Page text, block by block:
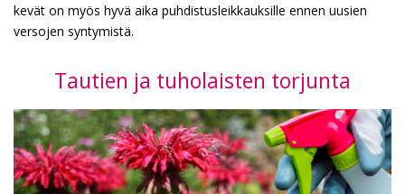
kevät on myös hyvä aika puhdistusleikkauksille ennen uusien
versojen syntymistä.
Tautien ja tuholaisten torjunta